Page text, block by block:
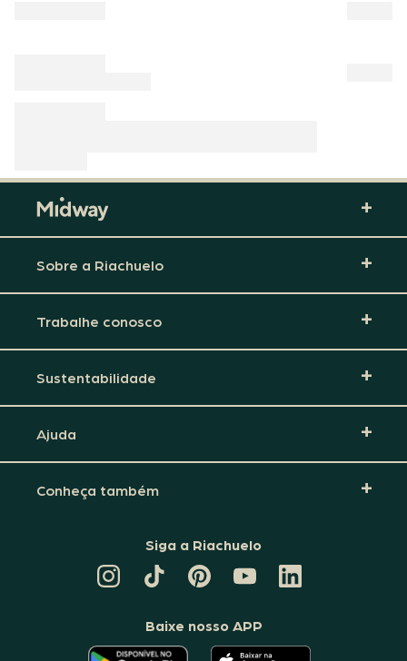
Sobre a Riachuelo
Trabalhe conosco
Sustentabilidade
Ajuda
Conheça também
Siga a Riachuelo
TIKTOK
DA
PINTEREST
DA
CANAL
DA
RIACHUELO
LINKEDIN
DA
Baixe nosso APP
O O